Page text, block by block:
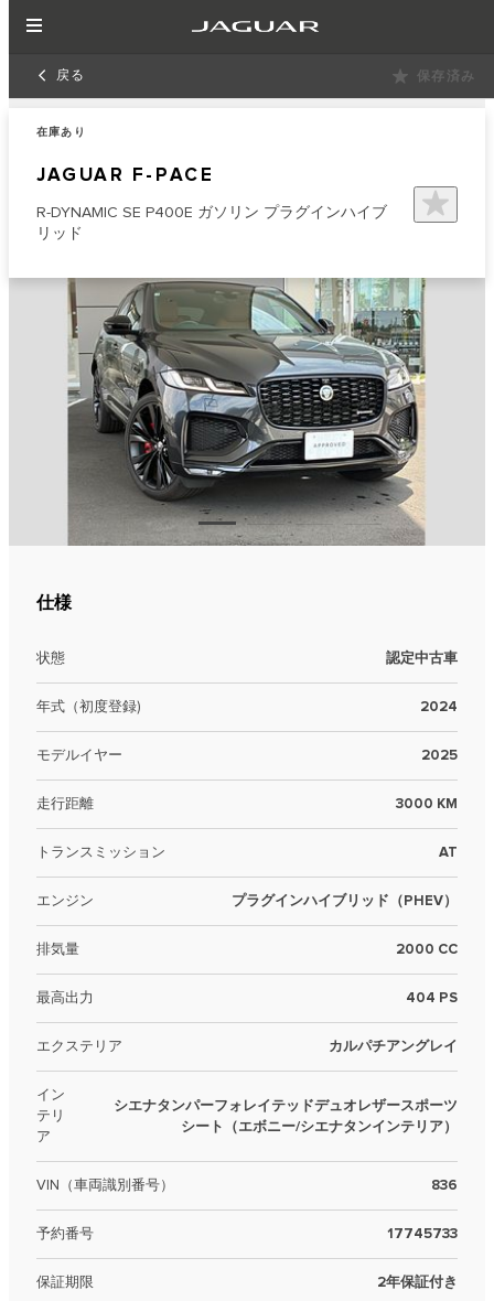
戻る 保存済み
在庫あり
JAGUAR F-PACE
R-DYNAMIC SE P400E ガソリン プラグインハイブ
リッド
仕様
状態 認定中古車
年式（初度登録) 2024
モデルイヤー 2025
走行距離 3000 KM
トランスミッション AT
エンジン プラグインハイブリッド（PHEV）
排気量 2000 CC
最高出力 404 PS
エクステリア カルパチアングレイ
イン
テリ
ア
シエナタンパーフォレイテッドデュオレザースポーツ
シート（エボニー/シエナタンインテリア）
VIN（車両識別番号） 836
予約番号 17745733
保証期限 2年保証付き